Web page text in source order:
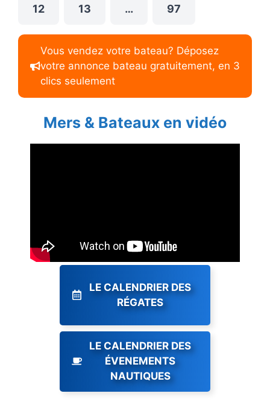
12 13 … 97
Vous vendez votre bateau? Déposez
votre annonce bateau gratuitement, en 3
clics seulement
Mers & Bateaux en vidéo
LE CALENDRIER DES
RÉGATES
LE CALENDRIER DES
ÉVENEMENTS
NAUTIQUES